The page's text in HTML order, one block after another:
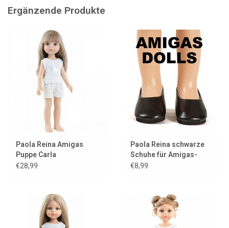
Amigas-Puppen und natürlich auch andere Amigas-Puppen. Die
Ergänzende Produkte
Paola Reina Amigas
Puppe Carla
€28,99
Paola Reina schwarze
Schuhe für Amigas-
Puppen
€8,99